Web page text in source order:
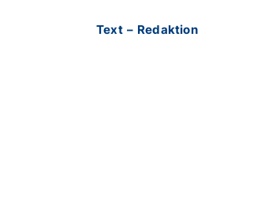
Text – Redaktion